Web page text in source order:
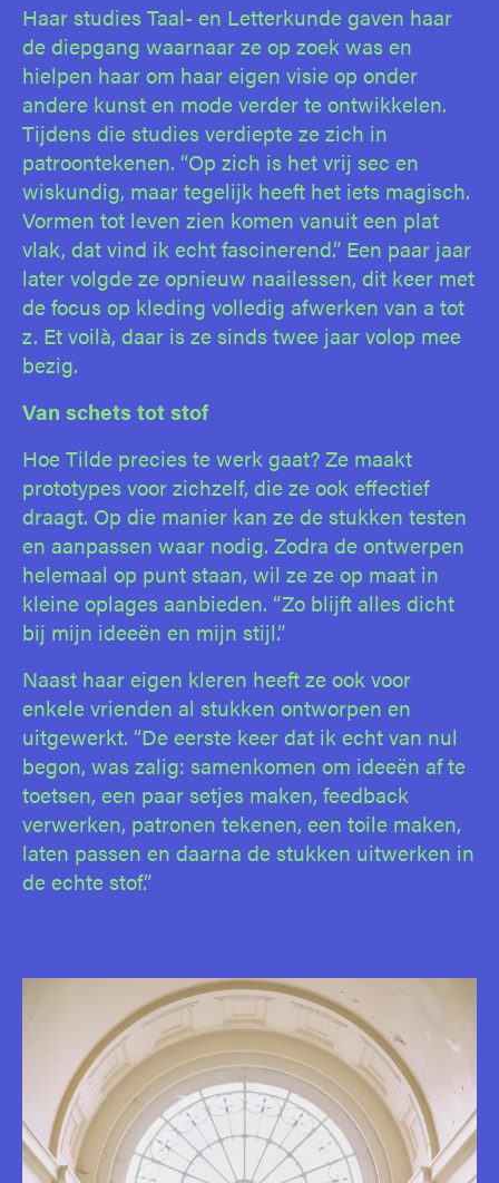
Haar studies Taal- en Letterkunde gaven haar
de diepgang waarnaar ze op zoek was en
hielpen haar om haar eigen visie op onder
andere kunst en mode verder te ontwikkelen.
Tijdens die studies verdiepte ze zich in
patroontekenen. “Op zich is het vrij sec en
wiskundig, maar tegelijk heeft het iets magisch.
Vormen tot leven zien komen vanuit een plat
vlak, dat vind ik echt fascinerend.” Een paar jaar
later volgde ze opnieuw naailessen, dit keer met
de focus op kleding volledig afwerken van a tot
z. Et voilà, daar is ze sinds twee jaar volop mee
bezig.
Van schets tot stof
Hoe Tilde precies te werk gaat? Ze maakt
prototypes voor zichzelf, die ze ook effectief
draagt. Op die manier kan ze de stukken testen
en aanpassen waar nodig. Zodra de ontwerpen
helemaal op punt staan, wil ze ze op maat in
kleine oplages aanbieden. “Zo blijft alles dicht
bij mijn ideeën en mijn stijl.”
Naast haar eigen kleren heeft ze ook voor
enkele vrienden al stukken ontworpen en
uitgewerkt. “De eerste keer dat ik echt van nul
begon, was zalig: samenkomen om ideeën af te
toetsen, een paar setjes maken, feedback
verwerken, patronen tekenen, een toile maken,
laten passen en daarna de stukken uitwerken in
de echte stof.”